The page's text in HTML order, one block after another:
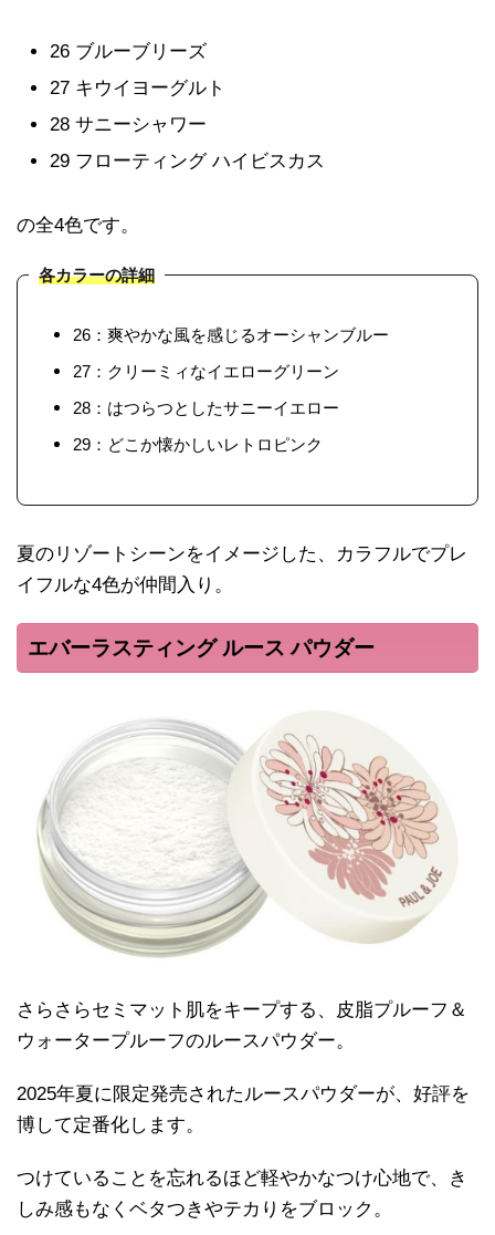
26 ブルーブリーズ
27 キウイヨーグルト
28 サニーシャワー
29 フローティング ハイビスカス
の全4色です。
各カラーの詳細
26：爽やかな風を感じるオーシャンブルー
27：クリーミィなイエローグリーン
28：はつらつとしたサニーイエロー
29：どこか懐かしいレトロピンク
夏のリゾートシーンをイメージした、カラフルでプレ
イフルな4色が仲間入り。
エバーラスティング ルース パウダー
さらさらセミマット肌をキープする、皮脂プルーフ＆
ウォータープルーフのルースパウダー。
2025年夏に限定発売されたルースパウダーが、好評を
博して定番化します。
つけていることを忘れるほど軽やかなつけ心地で、き
しみ感もなくベタつきやテカりをブロック。